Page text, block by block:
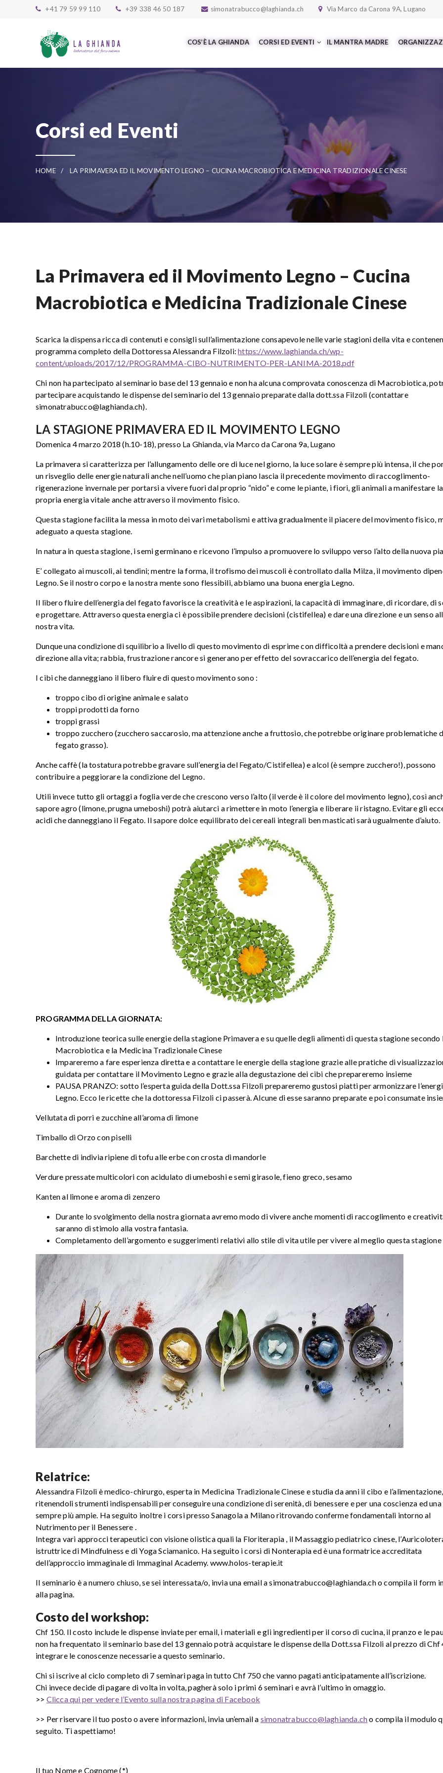
Skip to main content+41 79 59 99 110 +39 338 46 50 187 simonatrabucco@laghianda.ch Via Marco da Carona 9A, Lugano
COS’È LA GHIANDA CORSI ED EVENTI IL MANTRA MADRE
Corsi ed Eventi
HOME LA PRIMAVERA ED IL MOVIMENTO LEGNO – CUCINA MACROBIOTICA E MEDICINA TRADIZIONALE CINESE
La Primavera ed il Movimento Legno – Cucina
Macrobiotica e Medicina Tradizionale Cinese
Scarica la dispensa ricca di contenuti e consigli sull’alimentazione consapevole nelle varie stagioni della vita e
programma completo della Dottoressa Alessandra Filzoli:https://www.laghianda.ch/wp-
content/uploads/2017/12/PROGRAMMA-CIBO-NUTRIMENTO-PER-LANIMA-2018.pdf
Chi non ha partecipato al seminario base del 13 gennaio e non ha alcuna comprovata conoscenza di Macrobiotica,
partecipare acquistando le dispense del seminario del 13 gennaio preparate dalla dott.ssa Filzoli (contattare
simonatrabucco@laghianda.ch).
LA STAGIONE PRIMAVERA ED IL MOVIMENTO LEGNO
Domenica 4 marzo 2018 (h.10-18), presso La Ghianda, via Marco da Carona 9a, Lugano
La primavera si caratterizza per l’allungamento delle ore di luce nel giorno, la luce solare è sempre più intensa, il che
un risveglio delle energie naturali anche nell’uomo che pian piano lascia il precedente movimento di raccoglimento-
rigenerazione invernale per portarsi a vivere fuori dal proprio “nido” e come le piante, i fiori, gli animali a manifestare la
propria energia vitale anche attraverso il movimento fisico.
Questa stagione facilita la messa in moto dei vari metabolismi e attiva gradualmente il piacere del movimento fisico,
adeguato a questa stagione.
In natura in questa stagione, i semi germinano e ricevono l’impulso a promuovere lo sviluppo verso l’alto della nuova
E’ collegato ai muscoli, ai tendini; mentre la forma, il trofismo dei muscoli è controllato dalla Milza, il movimento
Legno. Se il nostro corpo e la nostra mente sono flessibili, abbiamo una buona energia Legno.
Il libero fluire dell’energia del fegato favorisce la creatività e le aspirazioni, la capacità di immaginare, di ricordare, di
e progettare. Attraverso questa energia ci è possibile prendere decisioni (cistifellea) e dare una direzione e un senso
nostra vita.
Dunque una condizione di squilibrio a livello di questo movimento di esprime con difficoltà a prendere decisioni e
direzione alla vita; rabbia, frustrazione rancore si generano per effetto del sovraccarico dell’energia del fegato.
I cibi che danneggiano il libero fluire di questo movimento sono :
troppo cibo di origine animale e salato
troppi prodotti da forno
troppi grassi
troppo zucchero (zucchero saccarosio, ma attenzione anche a fruttosio, che potrebbe originare problematiche
fegato grasso).
Anche caffè (la tostatura potrebbe gravare sull’energia del Fegato/Cistifellea) e alcol (è sempre zucchero!), possono
contribuire a peggiorare la condizione del Legno.
Utili invece tutto gli ortaggi a foglia verde che crescono verso l’alto (il verde è il colore del movimento legno), così
sapore agro (limone, prugna umeboshi) potrà aiutarci a rimettere in moto l’energia e liberare ii ristagno. Evitare gli
acidi che danneggiano il Fegato. Il sapore dolce equilibrato dei cereali integrali ben masticati sarà ugualmente d’aiuto.
PROGRAMMA DELLA GIORNATA:
Introduzione teorica sulle energie della stagione Primavera e su quelle degli alimenti di questa stagione secondo
Macrobiotica e la Medicina Tradizionale Cinese
Impareremo a fare esperienza diretta e a contattare le energie della stagione grazie alle pratiche di
guidata per contattare il Movimento Legno e grazie alla degustazione dei cibi che prepareremo insieme
PAUSA PRANZO: sotto l’esperta guida della Dott.ssa Filzoli prepareremo gustosi piatti per armonizzare
Legno. Ecco le ricette che la dottoressa Filzoli ci passerà. Alcune di esse saranno preparate e poi consumate
Vellutata di porri e zucchine all’aroma di limone
Timballo di Orzo con piselli
Barchette di indivia ripiene di tofu alle erbe con crosta di mandorle
Verdure pressate multicolori con acidulato di umeboshi e semi girasole, fieno greco, sesamo
Kanten al limone e aroma di zenzero
Durante lo svolgimento della nostra giornata avremo modo di vivere anche momenti di raccoglimento e
saranno di stimolo alla vostra fantasia.
Completamento dell’argomento e suggerimenti relativi allo stile di vita utile per vivere al meglio questa stagione
Relatrice:
Alessandra Filzoli è medico-chirurgo, esperta in Medicina Tradizionale Cinese e studia da anni il cibo e l’alimentazione,
ritenendoli strumenti indispensabili per conseguire una condizione di serenità, di benessere e per una coscienza ed
sempre più ampie. Ha seguito inoltre i corsi presso Sanagola a Milano ritrovando conferme fondamentali intorno al
Nutrimento per il Benessere .
Integra vari approcci terapeutici con visione olistica quali la Floriterapia , il Massaggio pediatrico cinese,
istruttrice di Mindfulness e di Yoga Sciamanico. Ha seguito i corsi di Nonterapia ed è una formatrice accreditata
dell’approccio immaginale di Immaginal Academy. www.holos-terapie.it
Il seminario è a numero chiuso, se sei interessata/o, invia una email a simonatrabucco@laghianda.ch o compila il form
alla pagina.
Costo del workshop:
Chf 150. Il costo include le dispense inviate per email, i materiali e gli ingredienti per il corso di cucina, il pranzo e le
non ha frequentato il seminario base del 13 gennaio potrà acquistare le dispense della Dott.ssa Filzoli al prezzo di Chf
integrare le conoscenze necessarie a questo seminario.
Chi si iscrive al ciclo completo di 7 seminari paga in tutto Chf 750 che vanno pagati anticipatamente all’iscrizione.
Chi invece decide di pagare di volta in volta, pagherà solo i primi 6 seminari e avrà l’ultimo in omaggio.
>> Clicca qui per vedere l’Evento sulla nostra pagina di Facebook
>> Per riservare il tuo posto o avere informazioni, invia un’email a simonatrabucco@laghianda.cho compila il modulo
seguito. Ti aspettiamo!
Il tuo Nome e Cognome (*)